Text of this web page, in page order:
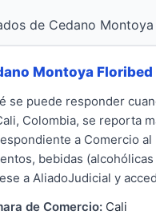
de Cedano
Montoya Floribed
se puede responder
Colombia, se reporta
a Comercio
bebidas
a AliadoJudicial y
de Comercio: Cali